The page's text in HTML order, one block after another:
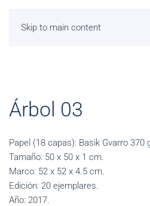
Skip to main content
Árbol 03
Papel (18 capas): Basik Gvarro 370
Tamaño: 50 x 50 x 1 cm.
Marco: 52 x 52 x 4.5 cm.
Edición: 20 ejemplares.
Año: 2017.